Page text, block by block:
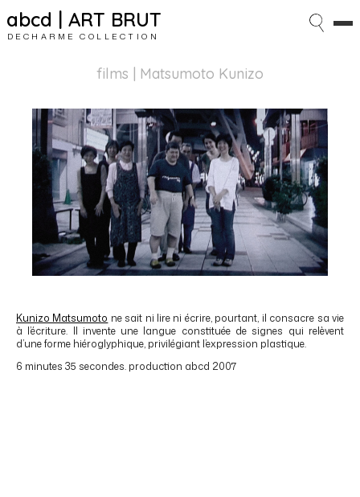
abcd | ART BRUT
DECHARME COLLECTION
films | Matsumoto Kunizo
Kunizo Matsumoto ne sait ni lire ni écrire, pourtant, il consacre sa vie
à l’écriture. Il invente une langue constituée de signes qui relèvent
d’une forme hiéroglyphique, privilégiant l’expression plastique.
6 minutes 35 secondes. production abcd 2007